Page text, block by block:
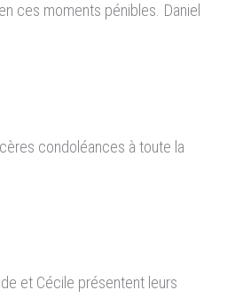
ces moments pénibles. Daniel
condoléances à toute la
et Cécile présentent leurs